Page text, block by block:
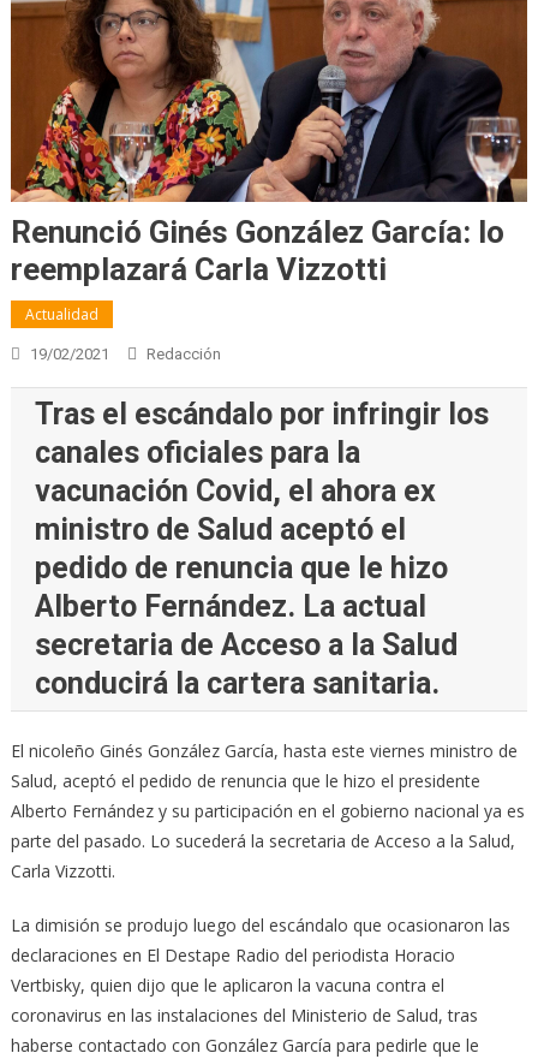
Renunció Ginés González García: lo
reemplazará Carla Vizzotti
Actualidad
19/02/2021 Redacción
Tras el escándalo por infringir los
canales oficiales para la
vacunación Covid, el ahora ex
ministro de Salud aceptó el
pedido de renuncia que le hizo
Alberto Fernández. La actual
secretaria de Acceso a la Salud
conducirá la cartera sanitaria.
El nicoleño Ginés González García, hasta este viernes ministro de
Salud, aceptó el pedido de renuncia que le hizo el presidente
Alberto Fernández y su participación en el gobierno nacional ya es
parte del pasado. Lo sucederá la secretaria de Acceso a la Salud,
Carla Vizzotti.
La dimisión se produjo luego del escándalo que ocasionaron las
declaraciones en El Destape Radio del periodista Horacio
Vertbisky, quien dijo que le aplicaron la vacuna contra el
coronavirus en las instalaciones del Ministerio de Salud, tras
haberse contactado con González García para pedirle que le